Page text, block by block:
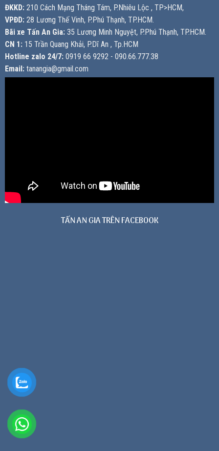
ĐKKD: 210 Cách Mạng Tháng Tám, P.Nhiêu Lộc , TP>HCM,
VPĐD: 28 Lương Thế Vinh, P.Phú Thạnh, TP.HCM.
Bãi xe Tấn An Gia: 35 Lương Minh Nguyệt, P.Phú Thạnh, TP.HCM.
CN 1: 15 Trần Quang Khải, P.Dĩ An , Tp.HCM
Hotline zalo 24/7: 0919 66 9292 - 090.66.777.38
Email: tanangia@gmail.com
TẤN AN GIA TRÊN FACEBOOK